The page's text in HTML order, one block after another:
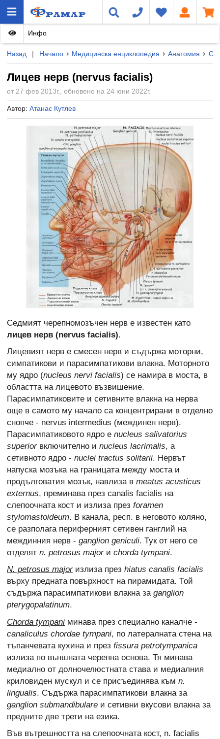
Назад | Начало Медицинска енциклопедия Анатомия
Лицев нерв (nervus facialis)
от 27 фев 2013г., обновено на 24 юни 2022г.
Автор: Атанас Кутлев
Инфо
Седмият черепномозъчен нерв е известен като
лицев нерв (nervus facialis).
Лицевият нерв е смесен нерв и съдържа моторни,
симпатикови и парасимпатикови влакна. Моторното
му ядро (nucleus nervi facialis) се намира в моста, в
областта на лицевото възвишение.
Парасимпатиковите и сетивните влакна на нерва
още в самото му начало са концентрирани в отделно
снопче - nervus intermedius (междинен нерв).
Парасимпатиковото ядро е nucleus salivatorius
superiorвключително и nucleus lacrimalis, а
сетивното ядро - nuclei tractus solitarii. Нервът
напуска мозъка на границата между моста и
продълговатия мозък, навлиза в meatus acusticus
externus, преминава през canalis facialis на
слепоочната кост и излиза през foramen
stylomastoideum. В канала, респ. в неговото коляно,
се разполага периферният сетивен ганглий на
междинния нерв - ganglion geniculi. Тук от него се
отделят n. petrosus majorи chorda tympani.
N. petrosus majorизлиза през hiatus canalis facialis
върху предната повърхност на пирамидата. Той
съдържа парасимпатикови влакна за ganglion
pterygopalatinum.
Chorda tympani минава през специално каналче -
canaliculus chordae tympani, по латералната стена на
тъпанчевата кухина и през fissura petrotympanica
излиза по външната черепна основа. Тя минава
медиално от долночелюстната става и медиалния
криловиден мускул и се присъединява към n.
lingualis. Съдържа парасимпатикови влакна за
ganglion submandibulare и сетивни вкусови влакна за
предните две трети на езика.
Във вътрешността на слепоочната кост, n. facialis